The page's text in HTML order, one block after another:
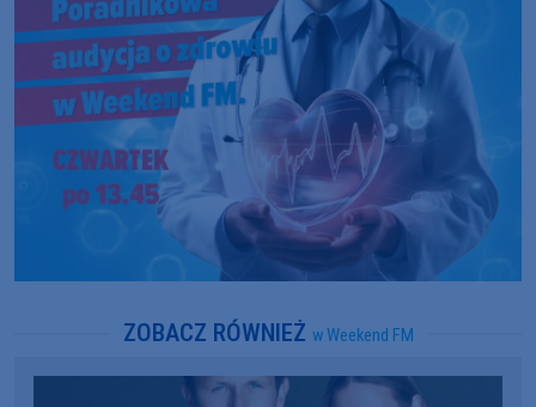
ZOBACZ RÓWNIEŻ w Weekend FM